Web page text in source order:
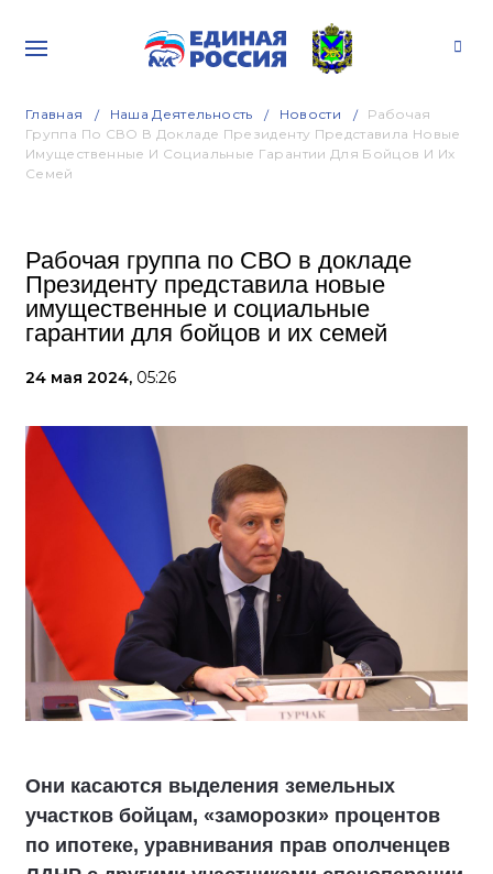
Главная Наша Деятельность Новости
Рабочая
Группа По СВО В Докладе Президенту Представила Новые
Имущественные И Социальные Гарантии Для Бойцов И Их
Семей
Рабочая группа по СВО в докладе
Президенту представила новые
имущественные и социальные
гарантии для бойцов и их семей
24 мая 2024, 05:26
Они касаются выделения земельных
участков бойцам, «заморозки» процентов
по ипотеке, уравнивания прав ополченцев